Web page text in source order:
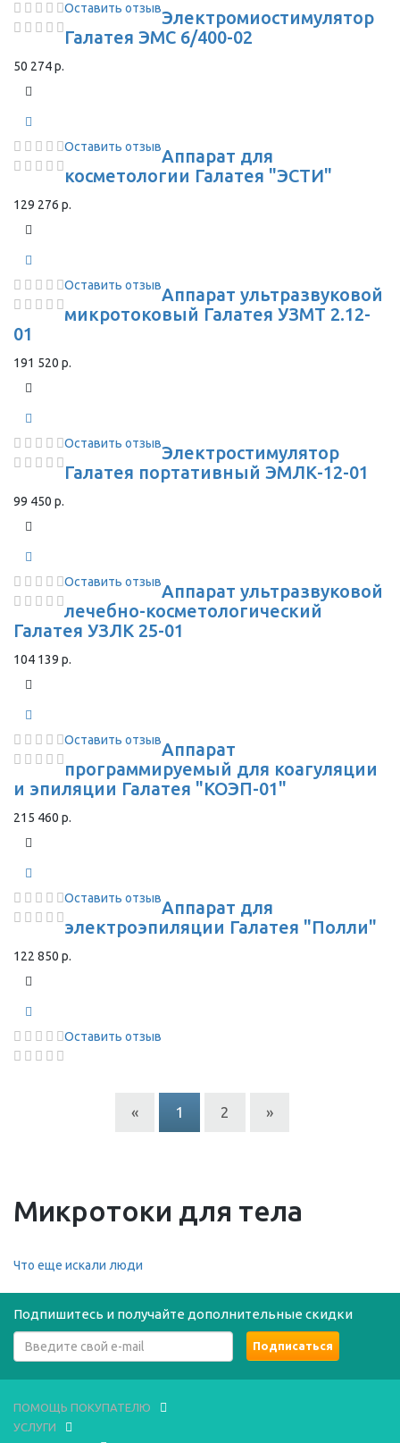
Оставить отзывЭлектромиостимулятор
Галатея ЭМС 6/400-02
50 274 р.
Оставить отзывАппарат для
косметологии Галатея "ЭСТИ"
129 276 р.
Оставить отзывАппарат ультразвуковой
микротоковый Галатея УЗМТ 2.12-
01
191 520 р.
Оставить отзывЭлектростимулятор
Галатея портативный ЭМЛК-12-01
99 450 р.
Оставить отзывАппарат ультразвуковой
лечебно-косметологический
Галатея УЗЛК 25-01
104 139 р.
Оставить отзывАппарат
программируемый для коагуляции
и эпиляции Галатея "КОЭП-01"
215 460 р.
Оставить отзывАппарат для
электроэпиляции Галатея "Полли"
122 850 р.
Оставить отзыв
« 1 2 »
Микротоки для тела
Что еще искали люди
Подпишитесь и получайте дополнительные скидки
ПОМОЩЬ ПОКУПАТЕЛЮ
УСЛУГИ